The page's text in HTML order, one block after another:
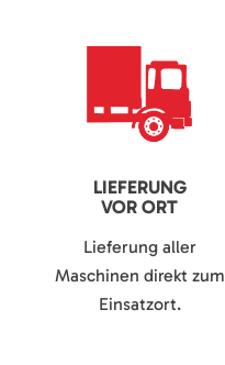
LIEFERUNG
VOR ORT
Lieferung aller
Maschinen direkt zum
Einsatzort.